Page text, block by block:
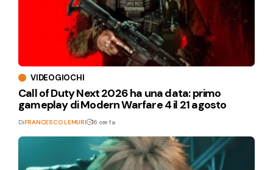
VIDEOGIOCHI
Call of Duty Next 2026 ha una data: primo
gameplay di Modern Warfare 4 il 21 agosto
DiFRANCESCO LEMURI 16 ore fa